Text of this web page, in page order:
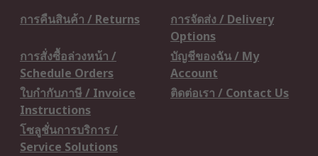
การคืนสินค้า / Returns
การจัดส่ง / Delivery
Options
การสั่งซื้อล่วงหน้า /
Schedule Orders
บัญชีของฉัน / My
Account
ใบกำกับภาษี / Invoice
Instructions
ติดต่อเรา / Contact Us
โซลูชั่นการบริการ /
Service Solutions